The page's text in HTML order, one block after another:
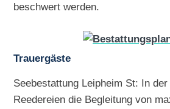
beschwert werden.
Trauergäste
Seebestattung Leipheim St: In
Reedereien die Begleitung von